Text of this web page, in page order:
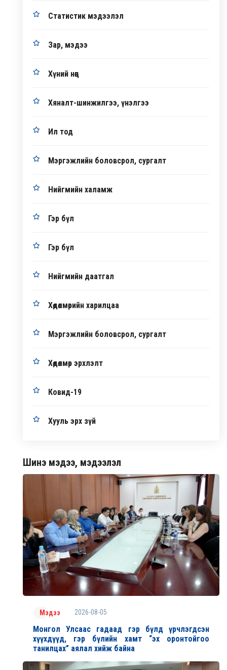
Статистик мэдээлэл
Зар, мэдээ
Хүний нөөц
Хяналт-шинжилгээ, үнэлгээ
Ил тод
Мэргэжлийн боловсрол, сургалт
Нийгмийн халамж
Гэр бүл
Гэр бүл
Нийгмийн даатгал
Хөдөлмөрийн харилцаа
Мэргэжлийн боловсрол, сургалт
Хөдөлмөр эрхлэлт
Ковид-19
Хууль эрх зүй
Шинэ мэдээ, мэдээлэл
Мэдээ 2026-08-05
Монгол Улсаас гадаад гэр бүлд үрчлэгдсэн
хүүхдүүд, гэр бүлийн хамт “эх оронтойгоо
танилцах” аялал хийж байна